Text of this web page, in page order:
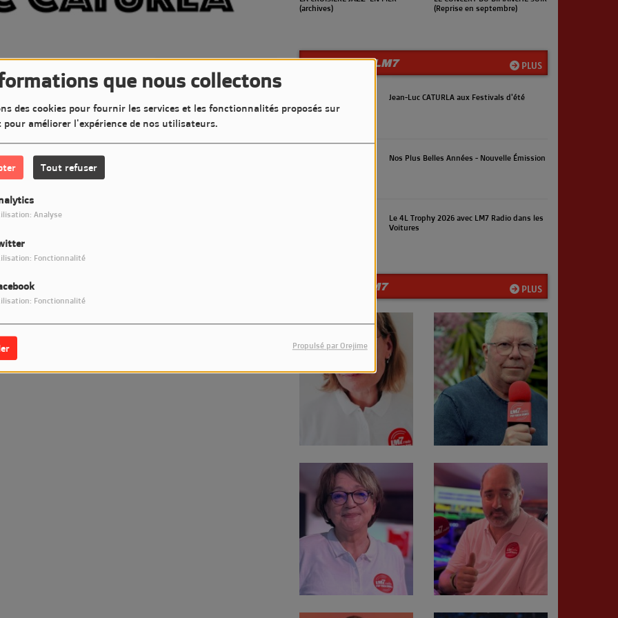
que nous collectons
des cookies pour fournir les services et les fonctionnalités proposés sur
pour améliorer l'expérience de nos utilisateurs.
Tout refuser
Analyse
Fonctionnalité
Fonctionnalité
Propulsé par Orejime
Télécharger le podcast
Caturla vous présente
mai 2004 sur LM7 Radio
commenter cet article
en septembre)
(archives)
(Reprise en septembre)
PLUS
LES INFOS LM7
Jean-Luc CATURLA aux Festivals d'été
Nos Plus Belles Années - Nouvelle Émission
Le 4L Trophy 2026 avec LM7 Radio dans les
Voitures
PLUS
LA TEAM LM7